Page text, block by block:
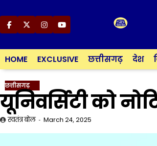
to
content
Facebook
TwitterInstagram
YouTube
HOME EXCLUSIVE छत्तीसगढ़ देश
छत्तीसगढ़
यूनिवर्सिटी को
स्वतंत्र बोल March 24, 2025